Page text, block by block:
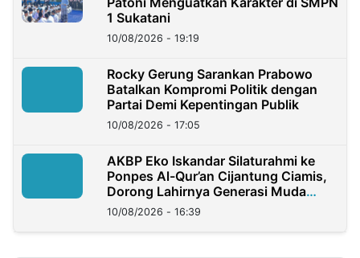
1 Sukatani
10/08/2026 - 19:19
Rocky Gerung Sarankan Prabowo
Batalkan Kompromi Politik dengan
Partai Demi Kepentingan Publik
10/08/2026 - 17:05
AKBP Eko Iskandar Silaturahmi ke
Ponpes Al-Qur’an Cijantung Ciamis,
Dorong Lahirnya Generasi Muda
Berkarakter
10/08/2026 - 16:39